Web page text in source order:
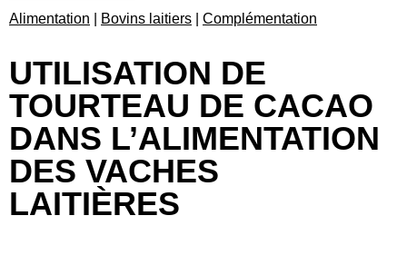
Alimentation
Bovins laitiers Complémentation
UTILISATION DE
TOURTEAU DE CACAO
DANS L’ALIMENTATION
DES VACHES
LAITIÈRES